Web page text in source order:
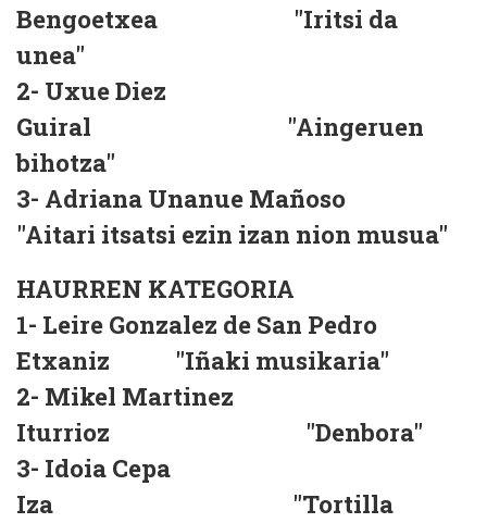
Bengoetxea "Iritsi da
unea"
2- Uxue Diez
Guiral "Aingeruen
bihotza"
3- Adriana Unanue Mañoso
"Aitari itsatsi ezin izan nion musua"
HAURREN KATEGORIA
1- Leire Gonzalez de San Pedro
Etxaniz "Iñaki musikaria"
2- Mikel Martinez
Iturrioz "Denbora"
3- Idoia Cepa
Iza "Tortilla